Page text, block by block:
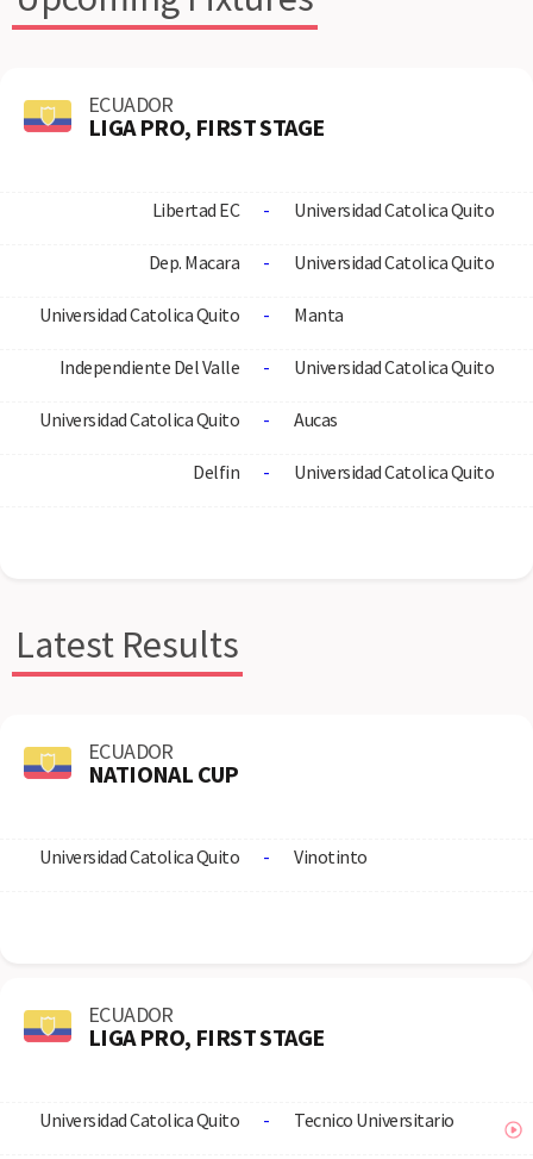
ECUADOR
LIGA PRO, FIRST STAGE
Libertad EC - Universidad Catolica Quito
Dep. Macara - Universidad Catolica Quito
Universidad Catolica Quito - Manta
Independiente Del Valle - Universidad Catolica Quito
Universidad Catolica Quito - Aucas
Delfin - Universidad Catolica Quito
Latest Results
ECUADOR
NATIONAL CUP
Universidad Catolica Quito - Vinotinto
ECUADOR
LIGA PRO, FIRST STAGE
Universidad Catolica Quito - Tecnico Universitario